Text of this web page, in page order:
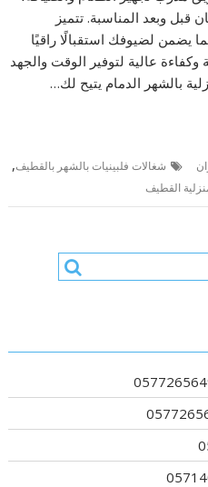
وبعد المناسبة. تتميز
يضمن لضيوفك استقبالًا راقيًا
عالية لتوفير الوقت والجهد
بالشهر الدمام يتيح لك…
شغالات فلبينيات بالشهر بالقطيف,
القطيف